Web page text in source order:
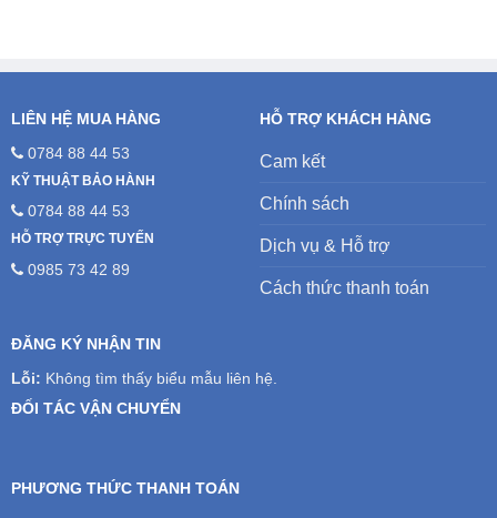
LIÊN HỆ MUA HÀNG
0784 88 44 53
KỸ THUẬT BẢO HÀNH
0784 88 44 53
HỖ TRỢ TRỰC TUYẾN
0985 73 42 89
HỖ TRỢ KHÁCH HÀNG
Cam kết
Chính sách
Dịch vụ & Hỗ trợ
Cách thức thanh toán
ĐĂNG KÝ NHẬN TIN
Lỗi: Không tìm thấy biểu mẫu liên hệ.
ĐỐI TÁC VẬN CHUYỂN
PHƯƠNG THỨC THANH TOÁN